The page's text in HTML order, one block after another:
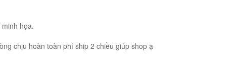
họa.
chịu hoàn toàn phí ship 2 chiều giúp shop ạ